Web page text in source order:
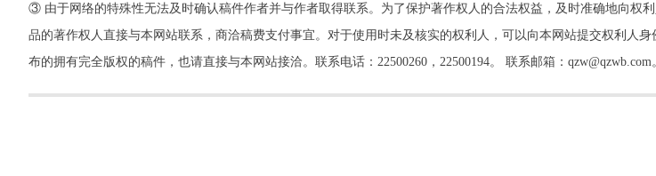
③ 由于网络的特殊性无法及时确认稿件作者并与作者取得联系。为了保护著作权人的合法权益，及时准确地向权
品的著作权人直接与本网站联系，商洽稿费支付事宜。对于使用时未及核实的权利人，可以向本网站提交权利人
布的拥有完全版权的稿件，也请直接与本网站接洽。联系电话：22500260，22500194。 联系邮箱：qzw@qzwb.com